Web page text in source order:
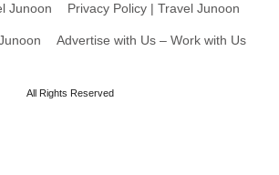
Junoon Privacy Policy | Travel Junoon
Advertise with Us – Work with Us
All Rights Reserved